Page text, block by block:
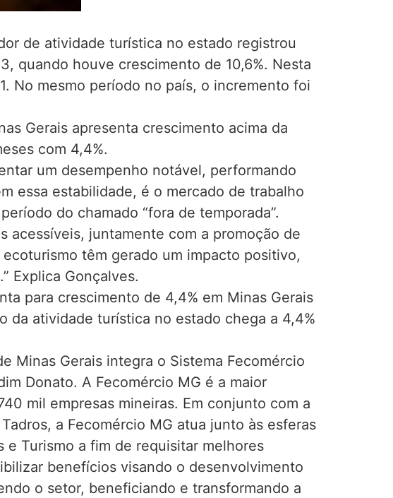
de atividade turística no estado registrou
quando houve crescimento de 10,6%. Nesta
No mesmo período no país, o incremento foi
Gerais apresenta crescimento acima da
com 4,4%.
um desempenho notável, performando
essa estabilidade, é o mercado de trabalho
do chamado “fora de temporada”.
acessíveis, juntamente com a promoção de
têm gerado um impacto positivo,
Explica Gonçalves.
para crescimento de 4,4% em Minas Gerais
da atividade turística no estado chega a 4,4%
Minas Gerais integra o Sistema Fecomércio
Donato. A Fecomércio MG é a maior
mil empresas mineiras. Em conjunto com a
a Fecomércio MG atua junto às esferas
Turismo a fim de requisitar melhores
benefícios visando o desenvolvimento
o setor, beneficiando e transformando a